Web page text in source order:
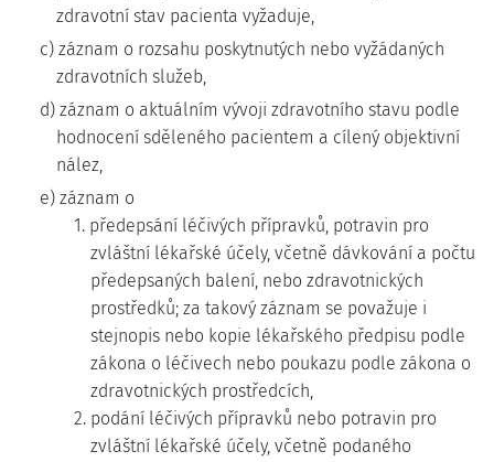
zdravotní stav pacienta vyžaduje,
c) záznam o rozsahu poskytnutých nebo vyžádaných
zdravotních služeb,
d) záznam o aktuálním vývoji zdravotního stavu podle
hodnocení sděleného pacientem a cílený objektivní
nález,
e) záznam o
1. předepsání léčivých přípravků, potravin pro
zvláštní lékařské účely, včetně dávkování a počtu
předepsaných balení, nebo zdravotnických
prostředků; za takový záznam se považuje i
stejnopis nebo kopie lékařského předpisu podle
zákona o léčivech nebo poukazu podle zákona o
zdravotnických prostředcích,
2. podání léčivých přípravků nebo potravin pro
zvláštní lékařské účely, včetně podaného